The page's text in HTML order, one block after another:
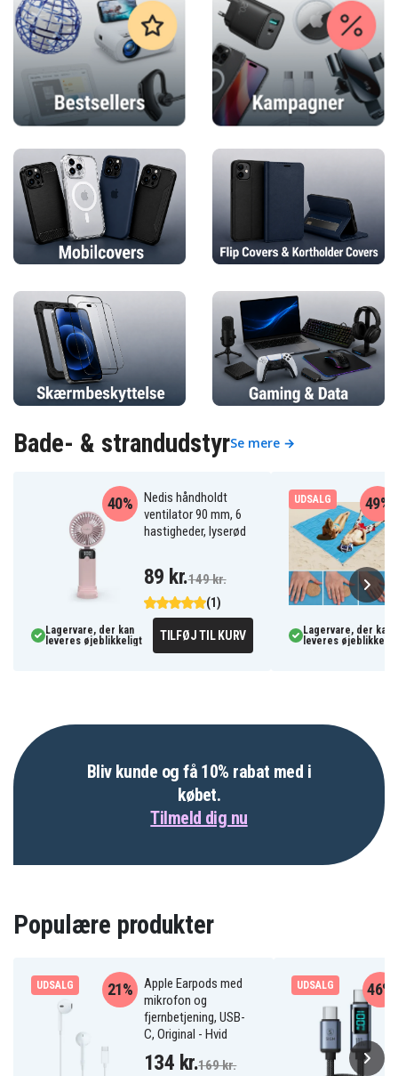
Bade- & strandudstyrSe mere →
Nedis håndholdt
ventilator 90 mm, 6
hastigheder, lyserød
(1)
40%
89 kr.149 kr.
Lagervare, der kan
leveres øjeblikkeligt
TILFØJ TIL KURV
UDSALG 49%
Lagervare, der kan
leveres
Bliv kunde og få 10% rabat med i
købet.
Tilmeld dig nu
Populære produkter
UDSALG
Apple Earpods med
mikrofon og
fjernbetjening, USB-
C, Original - Hvid
21%
134 kr.169 kr.
UDSALG 46%